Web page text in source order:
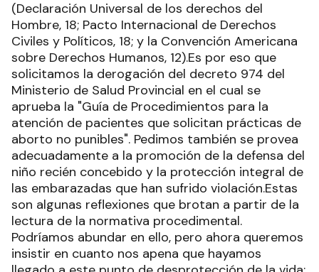
(Declaración Universal de los derechos del
Hombre, 18; Pacto Internacional de Derechos
Civiles y Políticos, 18; y la Convención Americana
sobre Derechos Humanos, 12).Es por eso que
solicitamos la derogación del decreto 974 del
Ministerio de Salud Provincial en el cual se
aprueba la "Guía de Procedimientos para la
atención de pacientes que solicitan prácticas de
aborto no punibles". Pedimos también se provea
adecuadamente a la promoción de la defensa del
niño recién concebido y la protección integral de
las embarazadas que han sufrido violación.Estas
son algunas reflexiones que brotan a partir de la
lectura de la normativa procedimental.
Podríamos abundar en ello, pero ahora queremos
insistir en cuanto nos apena que hayamos